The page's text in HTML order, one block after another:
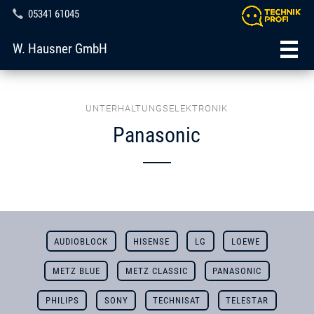
05341 61045
W. Hausner GmbH
UNTERHALTUNGSELEKTRONIK
Panasonic
AUDIOBLOCK HISENSE LG LOEWE
METZ BLUE METZ CLASSIC PANASONIC
PHILIPS SONY TECHNISAT TELESTAR